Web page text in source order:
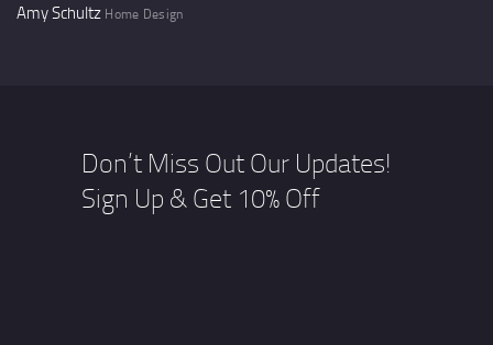
Amy Schultz Home Design
Don’t Miss Out Our Updates!
Sign Up & Get 10% Off